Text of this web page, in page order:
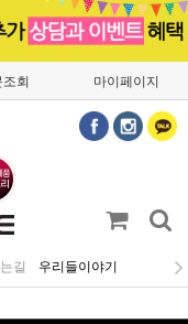
회 마이페이지
길 우리들이야기